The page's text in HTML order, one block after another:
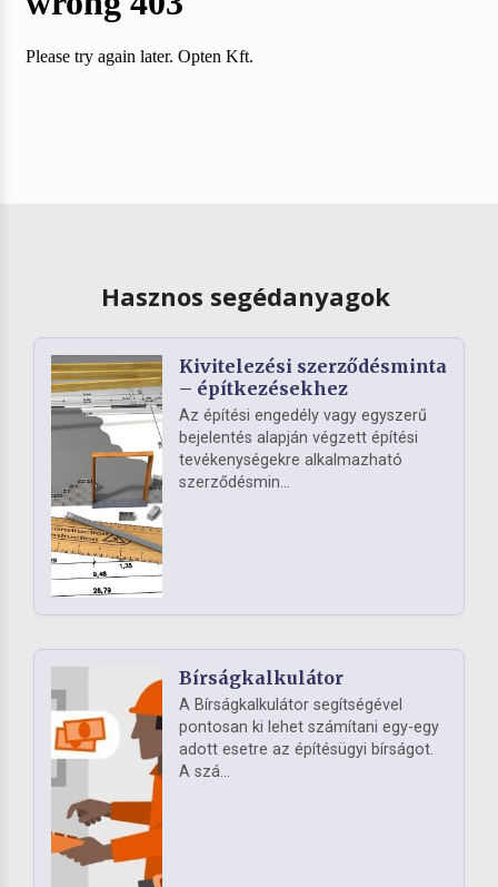
Hasznos segédanyagok
Kivitelezési szerződésminta
– építkezésekhez
Az építési engedély vagy egyszerű
bejelentés alapján végzett építési
tevékenységekre alkalmazható
szerződésmin...
Bírságkalkulátor
A Bírságkalkulátor segítségével
pontosan ki lehet számítani egy-egy
adott esetre az építésügyi bírságot.
A szá...